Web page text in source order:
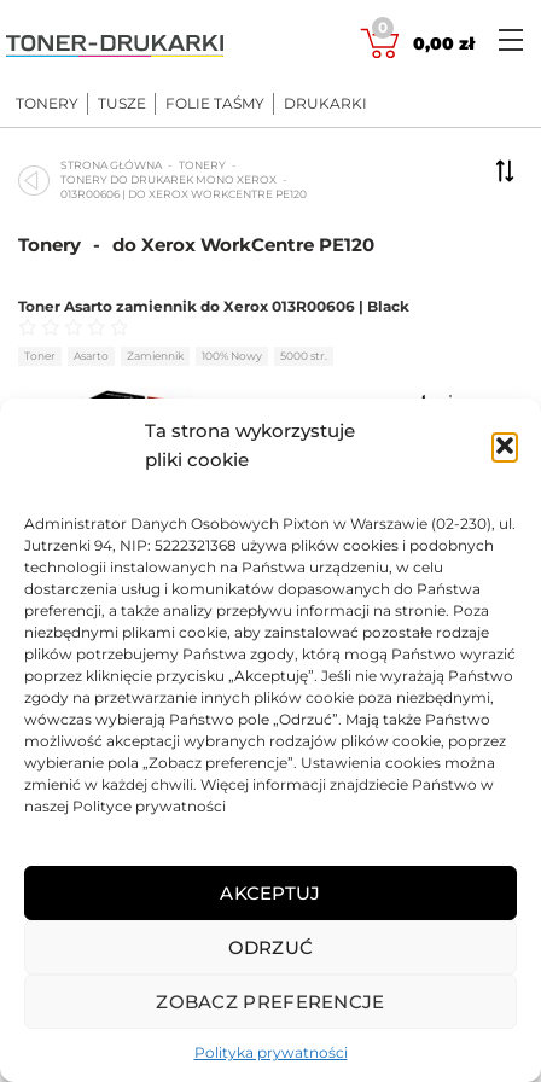
Ta strona wykorzystuje
pliki cookie
Administrator Danych Osobowych Pixton w Warszawie (02-230), ul.
Jutrzenki 94, NIP: 5222321368 używa plików cookies i podobnych
technologii instalowanych na Państwa urządzeniu, w celu
dostarczenia usług i komunikatów dopasowanych do Państwa
preferencji, a także analizy przepływu informacji na stronie. Poza
niezbędnymi plikami cookie, aby zainstalować pozostałe rodzaje
plików potrzebujemy Państwa zgody, którą mogą Państwo wyrazić
poprzez kliknięcie przycisku „Akceptuję”. Jeśli nie wyrażają Państwo
zgody na przetwarzanie innych plików cookie poza niezbędnymi,
wówczas wybierają Państwo pole „Odrzuć”. Mają także Państwo
możliwość akceptacji wybranych rodzajów plików cookie, poprzez
wybieranie pola „Zobacz preferencje”. Ustawienia cookies można
zmienić w każdej chwili. Więcej informacji znajdziecie Państwo w
naszej Polityce prywatności
AKCEPTUJ
ODRZUĆ
ZOBACZ PREFERENCJE
Polityka prywatności
to
content
0
0,00 zł
TONERY TUSZE FOLIE TAŚMY DRUKARKI
STRONA GŁÓWNA
TONERY
TONERY DO DRUKAREK MONO XEROX
013R00606 | DO XEROX WORKCENTRE PE120
Tonery - do Xerox WorkCentre PE120
Toner Asarto zamiennik do Xerox 013R00606 | Black
Oceniono 0na 5
Toner Asarto Zamiennik 100% Nowy 5000 str.
DO KOSZYKA
BRAK
Toner JetWorld zamiennik Xerox 013R00606 | Black
Oceniono0na 5
Toner Zamiennik 100% Nowy 5000 str.
111,41zł
ALL RIGHTS RESERVED. WEBSITE PROTECTED